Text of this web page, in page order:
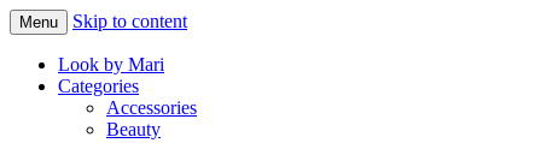
LOOK BY MARI
Makeup & beauty blog
Menu Skip to content
Look by Mari
Categories
Accessories
Beauty